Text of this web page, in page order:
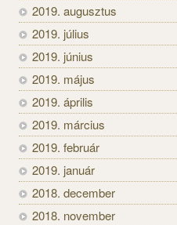
2019. augusztus
2019. július
2019. június
2019. május
2019. április
2019. március
2019. február
2019. január
2018. december
2018. november